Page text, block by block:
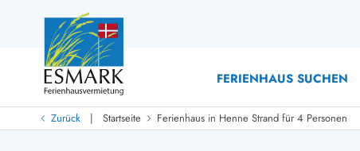
FERIENHAUS SUCHEN
Last Minute
Zurück | Startseite Ferienhaus in Henne Strand für 4 Personen